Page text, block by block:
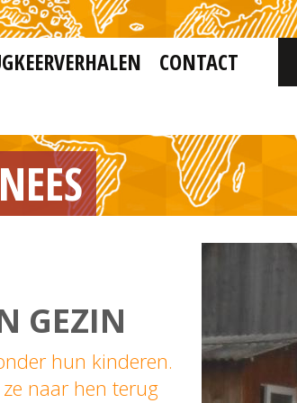
CONTACT
GEZIN
hun kinderen.
naar hen terug